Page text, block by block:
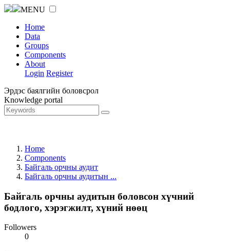
MENU
Home
Data
Groups
Components
About
Login Register
Эрдэс баялгийн боловсрол
Knowledge portal
Home
Components
Байгаль орчны аудит
Байгаль орчны аудитын ...
Байгаль орчны аудитын боловсон хүчний
бодлого, хэрэгжилт, хүний нөөц
Followers
0